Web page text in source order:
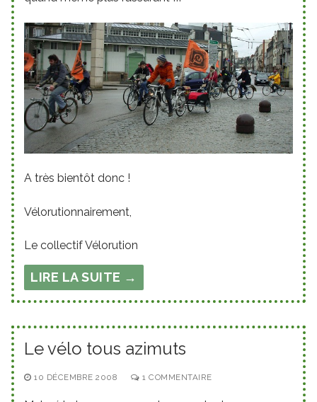
A très bientôt donc !
Vélorutionnairement,
Le collectif Vélorution
LIRE LA SUITE →
Le vélo tous azimuts
10 DÉCEMBRE 2008 1 COMMENTAIRE